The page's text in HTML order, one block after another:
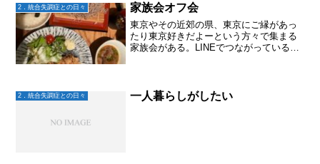
2．統合失調症との日々 家族会オフ会
東京やその近郊の県、東京にご縁があっ
たり東京好きだよーという方々で集まる
家族会がある。LINEでつながっている。
る距離に住んでいるん...
2．統合失調症との日々 一人暮らしがしたい